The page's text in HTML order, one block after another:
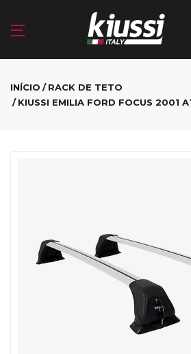
INÍCIO
RACK DE TETO
KIUSSI EMILIA FORD FOCUS 2001